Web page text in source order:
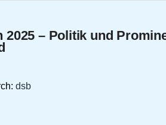
– Politik und
dsb